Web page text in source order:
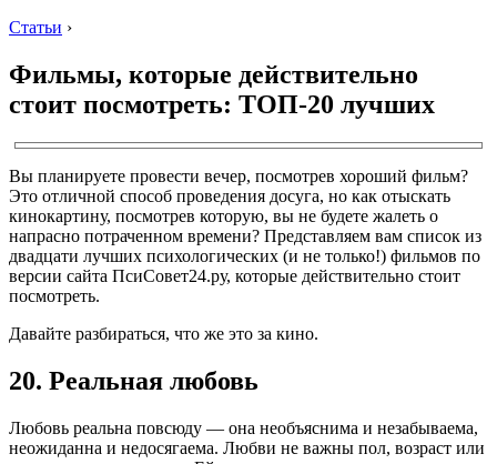
Статьи ›
Фильмы, которые действительно
стоит посмотреть: ТОП-20 лучших
Вы планируете провести вечер, посмотрев хороший фильм?
Это отличной способ проведения досуга, но как отыскать
кинокартину, посмотрев которую, вы не будете жалеть о
напрасно потраченном времени? Представляем вам список из
двадцати лучших психологических (и не только!) фильмов по
версии сайта ПсиСовет24.ру, которые действительно стоит
посмотреть.
Давайте разбираться, что же это за кино.
20. Реальная любовь
Любовь реальна повсюду — она необъяснима и незабываема,
неожиданна и недосягаема. Любви не важны пол, возраст или